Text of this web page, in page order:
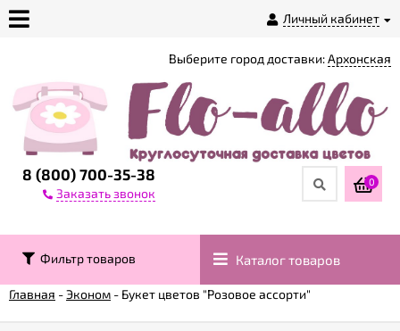
Личный кабинет
магазине
Доставка
Контакты
8 (800) 700-35-38
Заказать звонок
Выберите город доставки:Архонская
0
Фильтр товаров Каталог товаров
Главная -Эконом - Букет цветов "Розовое ассорти"